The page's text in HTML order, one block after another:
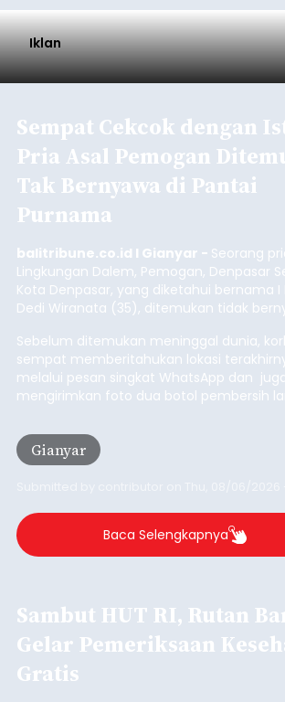
Iklan
Sempat Cekcok dengan
Pria Asal Pemogan
Tak Bernyawa di Pantai
Purnama
balitribune.co.id I Gianyar - Seorang
Lingkungan Dalem, Pemogan, Denpasar
Kota Denpasar, yang diketahui bernama I
Dedi Wiranata (35), ditemukan tidak
Sebelum ditemukan meninggal dunia,
sempat memberitahukan lokasi
melalui pesan singkat WhatsApp dan
mengirimkan foto dua botol pembersih
Gianyar
Baca Selengkapnya
Sambut HUT RI, Rutan
Gelar Pemeriksaan
Gratis